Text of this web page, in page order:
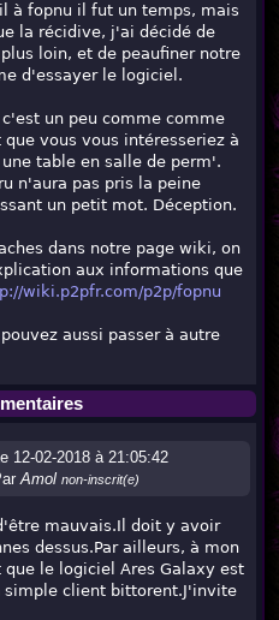
à fopnu il fut un temps, mais
la récidive, j'ai décidé de
loin, et de peaufiner notre
d'essayer le logiciel.
un peu comme comme
vous vous intéresseriez à
table en salle de perm'.
n'aura pas pris la peine
un petit mot. Déception.
dans notre page wiki, on
aux informations que
wiki.p2pfr.com/p2p/fopnu
aussi passer à autre
12-02-2018 à 21:05:42
Amol non-inscrit(e)
mauvais.Il doit y avoir
dessus.Par ailleurs, à mon
le logiciel Ares Galaxy est
simple client bittorent.J'invite